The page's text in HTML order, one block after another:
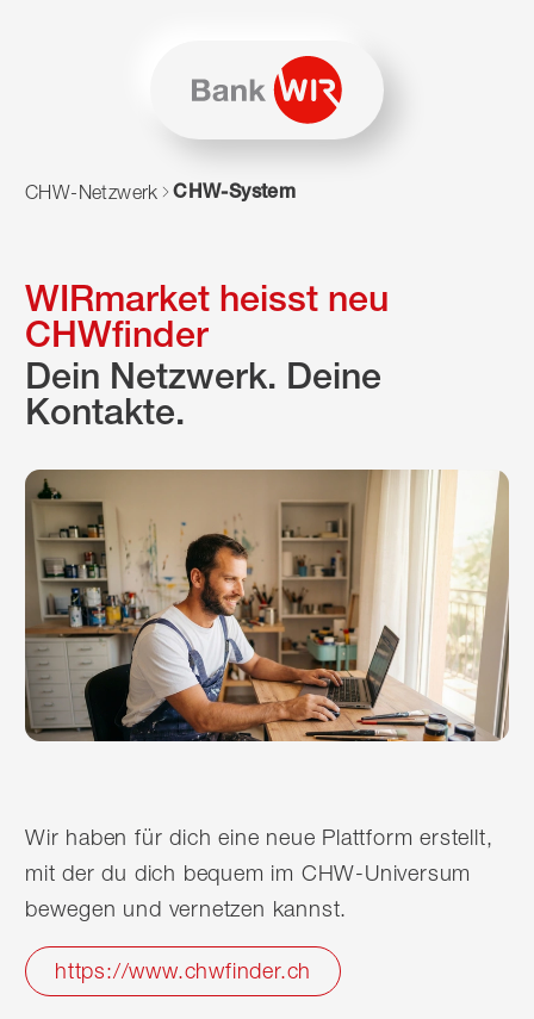
Zum Navigieren dieser Seite wird JavaScript benötigt.
CHW-Netzwerk CHW-System
WIRmarket heisst neu
CHWfinder
Dein Netzwerk. Deine
Kontakte.
Wir haben für dich eine neue Plattform erstellt,
mit der du dich bequem im CHW-Universum
bewegen und vernetzen kannst.
https://www.chwfinder.ch